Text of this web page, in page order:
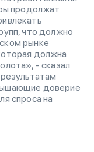
продолжат
что должно
рынке
должна
- сказал
доверие
спроса на